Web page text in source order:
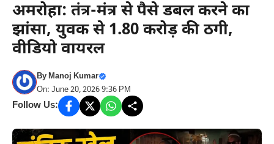
अमरोहा: तंत्र-मंत्र से पैसे डबल करने का
झांसा, युवक से 1.80 करोड़ की ठगी,
वीडियो वायरल
ByManoj Kumar
On: June 20, 2026 9:36 PM
Follow Us: